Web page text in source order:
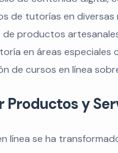
de tutorías en diversas
de productos
en áreas especiales
de cursos en línea
Productos y
línea se ha